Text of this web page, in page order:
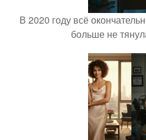
В 2020 году всё
больше не